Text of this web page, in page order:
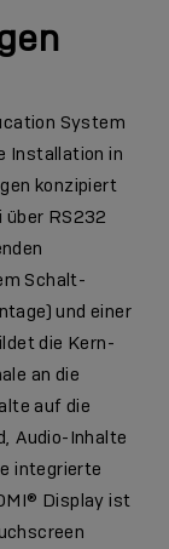
System
Installation in
konzipiert
über RS232
Schalt-
und einer
die Kern-
an die
auf die
Audio-Inhalte
integrierte
Display ist